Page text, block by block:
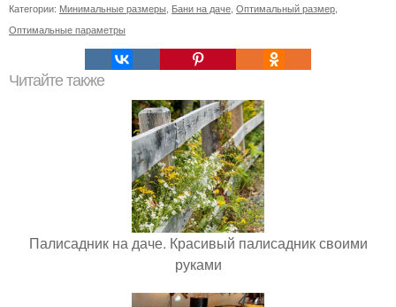
Категории: Минимальные размеры Бани на даче Оптимальный размер
Оптимальные параметры
Читайте также
Палисадник на даче. Красивый палисадник своими
руками